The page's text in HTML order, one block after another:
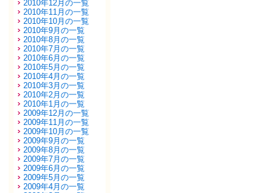
2010年12月の一覧
2010年11月の一覧
2010年10月の一覧
2010年9月の一覧
2010年8月の一覧
2010年7月の一覧
2010年6月の一覧
2010年5月の一覧
2010年4月の一覧
2010年3月の一覧
2010年2月の一覧
2010年1月の一覧
2009年12月の一覧
2009年11月の一覧
2009年10月の一覧
2009年9月の一覧
2009年8月の一覧
2009年7月の一覧
2009年6月の一覧
2009年5月の一覧
2009年4月の一覧